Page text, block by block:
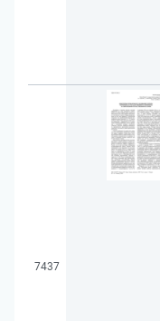
7437